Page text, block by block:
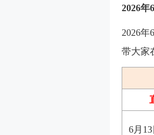
2026年
2026
带大家
6月13